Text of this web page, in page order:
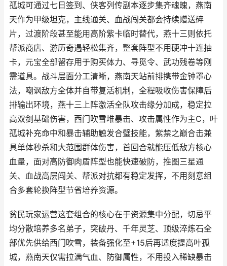
孤城可通过七日签到、侠客列传副本逐步集齐魂魄，燕南
天作为甲级坦克，主线通关、血战闯关都会持续赠送碎
片，过渡阶段甚至能用高阶紫卡临时替代，燕十三则依托
帮派商店、游历奇遇轻松集齐，整套阵型不用硬冲十连抽
卡，元宝全部留存用于购买体力、寻觅令、武功残卷等刚
需道具。战斗层面分工清晰，燕南天站前排携带金钟罩心
法，嘲讽敌方全体并自带复活机制，全程吸收伤害保障后
排输出环境，燕十三上阵激活全队攻击缘分加成，稳定拉
高双剑基础伤害，西门吹雪堆暴击、攻击属性作为主C，叶
孤城补充命中和暴击辅助触发合璧技能，紫禁之巅合击兼
具单体秒杀和大范围群体伤害，首回合就能压低敌方核心
血量，面对高防御肉盾阵型也能快速破防，推图三星通
关、血战高层闯关、帮派对抗都有稳定发挥，不用刻意组
合多套轮换阵型节省培养资源。
贫民玩家运营这套组合的核心在于资源集中分配，切忌平
均分散培养多名弟子，突破丹、千年灵芝、顶级淬炼石全
部优先供给西门吹雪，装备强化至+15后再适度提高叶孤
城，燕南天仅需拉满气血、防御属性，不用投入稀缺暴击